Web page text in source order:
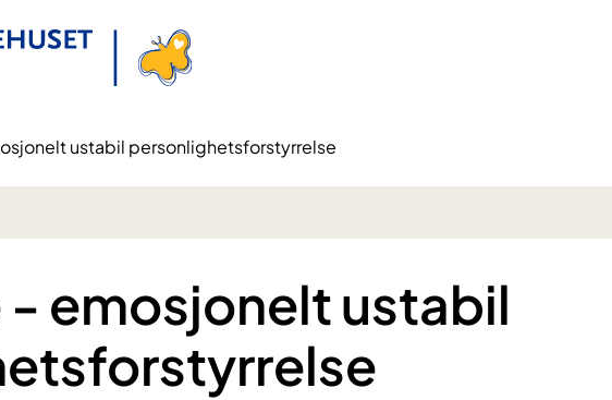
ustabil personlighetsforstyrrelse
emosjonelt ustabil